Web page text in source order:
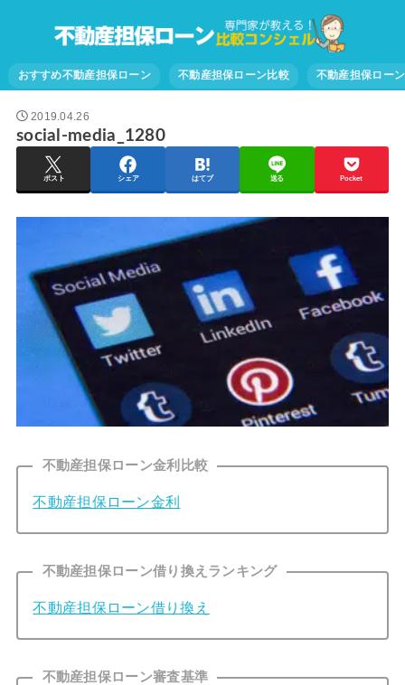
おすすめ不動産担保ローン 不動産担保ローン比較 不動産担保ロー
2019.04.26
social-media_1280
ポスト シェア はてブ 送る Pocket
不動産担保ローン金利比較
不動産担保ローン金利
不動産担保ローン借り換えランキング
不動産担保ローン借り換え
不動産担保ローン審査基準